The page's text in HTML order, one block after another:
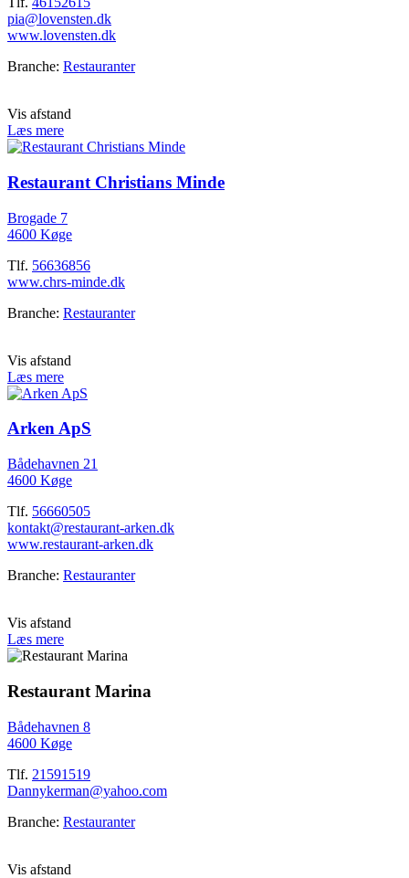
pia@lovensten.dk
www.lovensten.dk
Branche: Restauranter
Vis afstand
Læs mere
Restaurant Christians Minde
Brogade 7
4600 Køge
Tlf. 56636856
www.chrs-minde.dk
Branche: Restauranter
Vis afstand
Læs mere
Arken ApS
Bådehavnen 21
4600 Køge
Tlf. 56660505
kontakt@restaurant-arken.dk
www.restaurant-arken.dk
Branche: Restauranter
Vis afstand
Læs mere
Restaurant Marina
Bådehavnen 8
4600 Køge
Tlf. 21591519
Dannykerman@yahoo.com
Branche: Restauranter
Vis afstand